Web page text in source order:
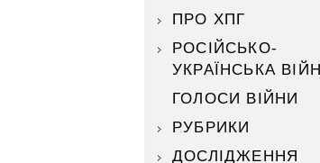
ПРО ХПГ
РОСІЙСЬКО-
УКРАЇНСЬКА
ГОЛОСИ ВІЙНИ
РУБРИКИ
ДОСЛІДЖЕННЯ